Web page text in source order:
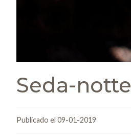
Seda-notte
Publicado el 09-01-2019